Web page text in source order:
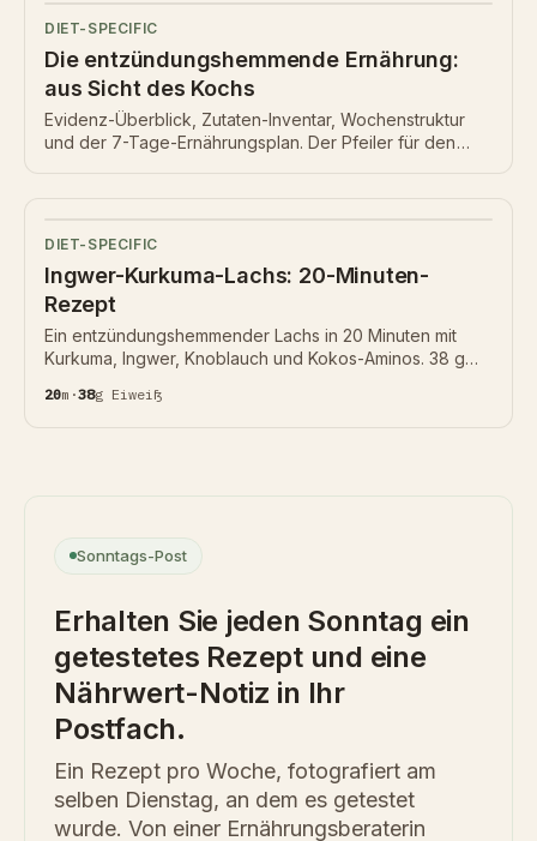
DIET-SPECIFIC
Die entzündungshemmende Ernährung:
aus Sicht des Kochs
Evidenz-Überblick, Zutaten-Inventar, Wochenstruktur
und der 7-Tage-Ernährungsplan. Der Pfeiler für den
DIET-SPECIFIC
Ingwer-Kurkuma-Lachs: 20-Minuten-
Rezept
Ein entzündungshemmender Lachs in 20 Minuten mit
Kurkuma, Ingwer, Knoblauch und Kokos-Aminos. 38 g
20m ·38g Eiweiß
Sonntags-Post
Erhalten Sie jeden Sonntag ein
getestetes Rezept und eine
Nährwert-Notiz in Ihr
Postfach.
Ein Rezept pro Woche, fotografiert am
selben Dienstag, an dem es getestet
wurde. Von einer Ernährungsberaterin